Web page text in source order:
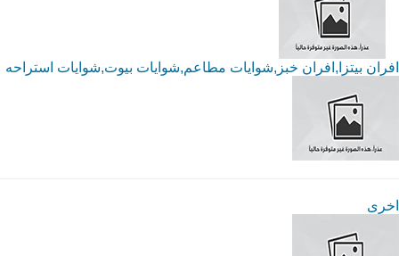
افران بيتزا,افران خبز,شوايات مطاعم,شوايات بيوت,شوايات استراحه
اخرى